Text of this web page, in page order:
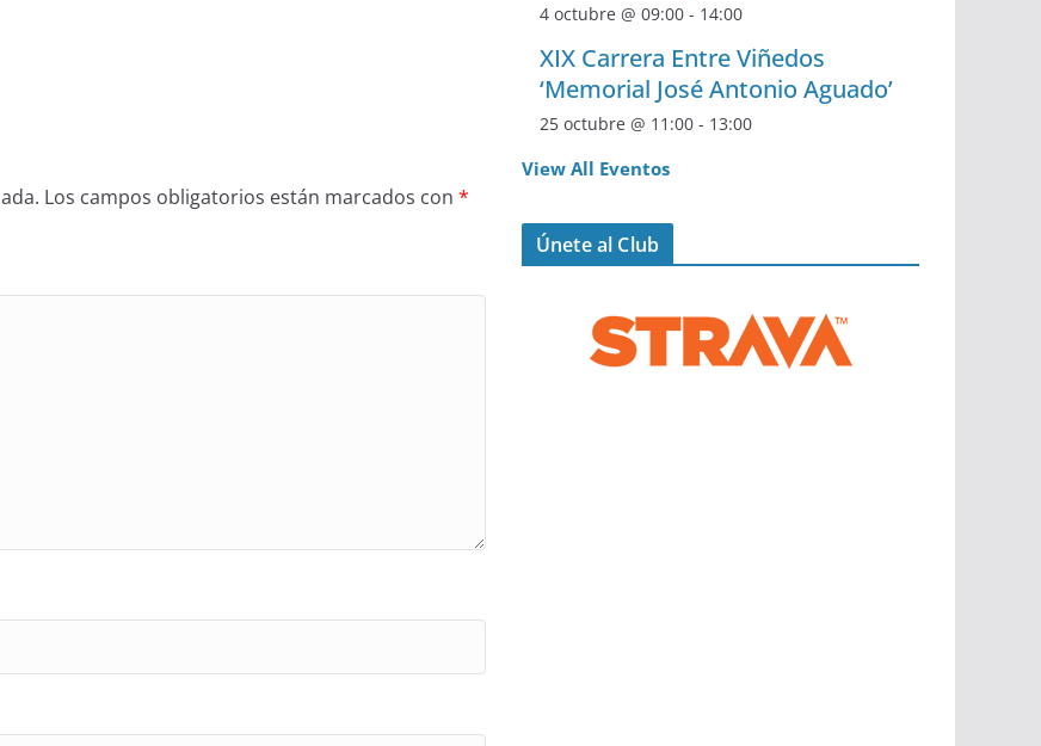
Los campos obligatorios están marcados con *
4 octubre @ 09:00 - 14:00
XIX Carrera Entre Viñedos
‘Memorial José Antonio Aguado’
25 octubre @ 11:00 - 13:00
View All Eventos
Únete al Club